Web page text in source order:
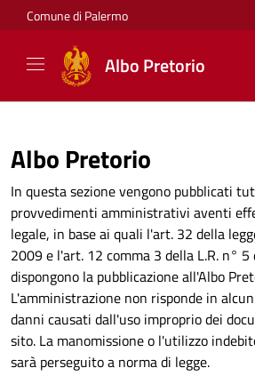
Comune di Palermo
Albo Pretorio
Albo Pretorio
In questa sezione vengono pubblicati
provvedimenti amministrativi aventi
legale, in base ai quali l'art. 32 della
2009 e l'art. 12 comma 3 della L.R. n°
dispongono la pubblicazione all'Albo
L'amministrazione non risponde in
danni causati dall'uso improprio dei
sito. La manomissione o l'utilizzo
sarà perseguito a norma di legge.